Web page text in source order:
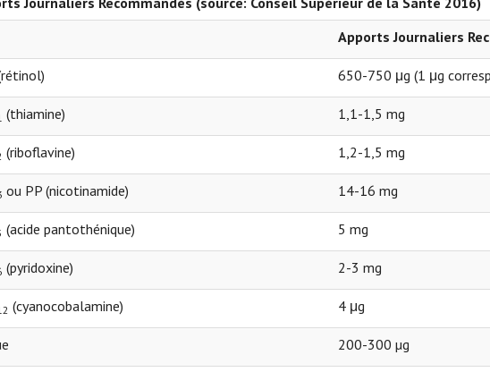
Apports Journaliers
650-750 μg (1 μg
(thiamine) 1,1-1,5 mg
(riboflavine) 1,2-1,5 mg
ou PP (nicotinamide) 14-16 mg
(acide pantothénique) 5 mg
(pyridoxine) 2-3 mg
(cyanocobalamine) 4 μg
200-300 µg